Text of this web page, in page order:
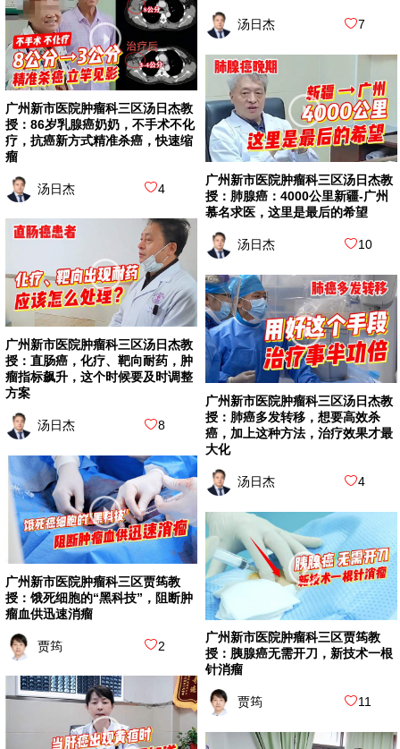
广州新市医院肿瘤科三区汤日杰教
授：86岁乳腺癌奶奶，不手术不化
疗，抗癌新方式精准杀癌，快速缩
瘤
汤日杰 4
广州新市医院肿瘤科三区汤日杰教
授：直肠癌，化疗、靶向耐药，肿
瘤指标飙升，这个时候要及时调整
方案
汤日杰 8
广州新市医院肿瘤科三区贾筠教
授：饿死细胞的“黑科技”，阻断肿
瘤血供迅速消瘤
贾筠 2
汤日杰 7
广州新市医院肿瘤科三区汤日杰教
授：肺腺癌：4000公里新疆-广州
慕名求医，这里是最后的希望
汤日杰 10
广州新市医院肿瘤科三区汤日杰教
授：肺癌多发转移，想要高效杀
癌，加上这种方法，治疗效果才最
大化
汤日杰 4
广州新市医院肿瘤科三区贾筠教
授：胰腺癌无需开刀，新技术一根
针消瘤
贾筠 11